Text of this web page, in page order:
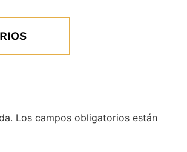
Los campos obligatorios están